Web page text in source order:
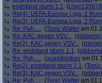
endstand sturm 1:1 (User135678
Re(4): UEFA-Europa-Liga, 2
Re(3): UEFA-Europa-Liga, 2
Re: Puh..... (Tonic Walter am
Re: KAC gegen VSV... (gibberish
Re(2): KAC gegen VSV... (
Re: endstand sturm 1:1 (
Re: Puh..... (quasikonkav am
Re(2): endstand sturm 1:1 (
Re(3): KAC gegen VSV... (
Re: Puh..... (Tonic Walter am